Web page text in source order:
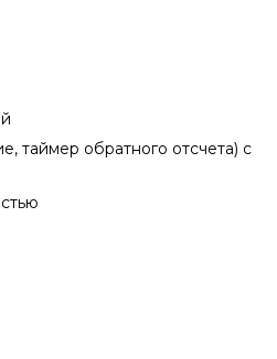
таймер обратного отсчета) с